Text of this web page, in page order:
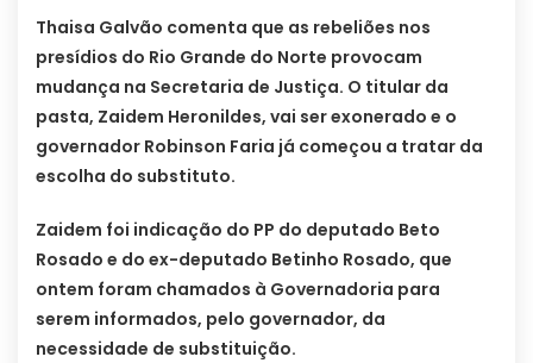
Thaisa Galvão comenta que as rebeliões nos
presídios do Rio Grande do Norte provocam
mudança na Secretaria de Justiça. O titular da
pasta, Zaidem Heronildes, vai ser exonerado e o
governador Robinson Faria já começou a tratar da
escolha do substituto.
Zaidem foi indicação do PP do deputado Beto
Rosado e do ex-deputado Betinho Rosado, que
ontem foram chamados à Governadoria para
serem informados, pelo governador, da
necessidade de substituição.